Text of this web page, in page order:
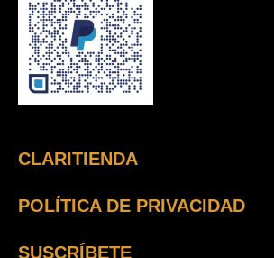
CLARITIENDA
POLÍTICA DE PRIVACIDAD
SUSCRÍBETE